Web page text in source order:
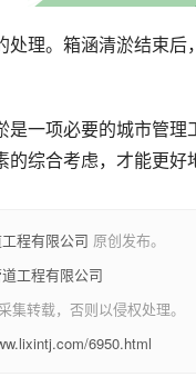
处理。箱涵清淤结束
是一项必要的城市管
综合考虑，才能更好
程有限公司 原创发布。
工程有限公司
集转载，否则以侵权处理。
6950.html